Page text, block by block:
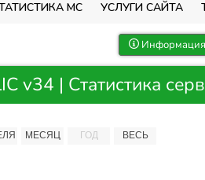
МС УСЛУГИ САЙТА
v34 | Статистика
МЕСЯЦ ГОД ВЕСЬ